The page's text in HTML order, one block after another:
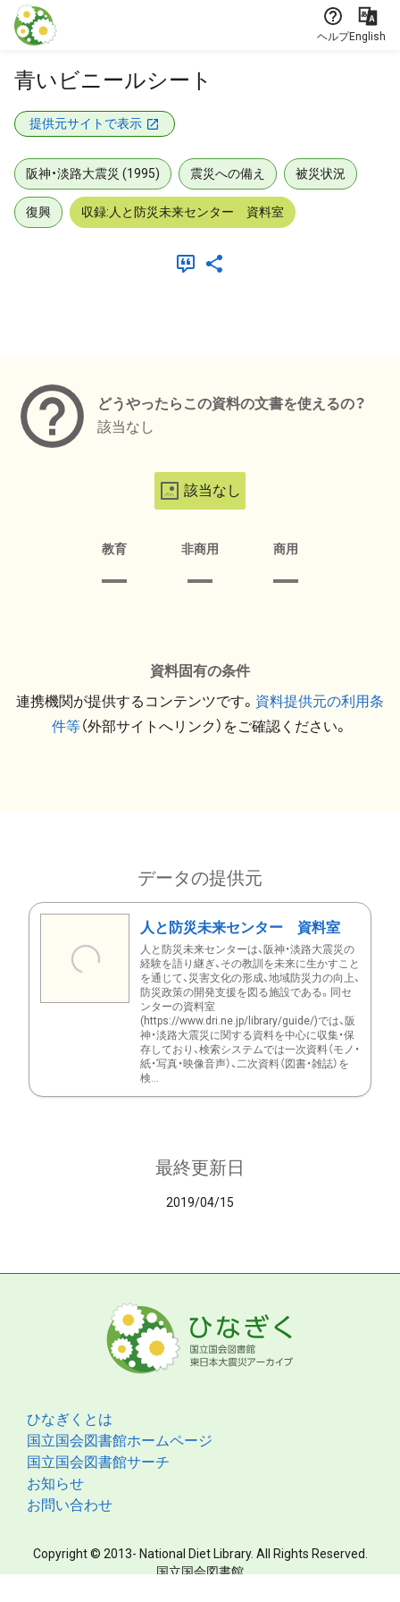
本文に飛ぶ
ヘルプEnglish
青いビニールシート
提供元サイトで表示
阪神・淡路大震災 (1995) 震災への備え 被災状況
復興 収録:人と防災未来センター 資料室
どうやったらこの資料の文書を使えるの？
該当なし
該当なし
教育 非商用 商用
資料固有の条件
連携機関が提供するコンテンツです。 資料提供元の利用条
件等（外部サイトへリンク）をご確認ください。
データの提供元
人と防災未来センター 資料室
人と防災未来センターは、阪神・淡路大震災の
経験を語り継ぎ、その教訓を未来に生かすこと
を通じて、災害文化の形成、地域防災力の向上、
防災政策の開発支援を図る施設である。同セ
ンターの資料室
(https://www.dri.ne.jp/library/guide/)では、阪
神・淡路大震災に関する資料を中心に収集・保
存しており、検索システムでは一次資料（モノ・
紙・写真・映像音声）、二次資料（図書・雑誌）を
検...
最終更新日
2019/04/15
ひなぎくとは
国立国会図書館ホームページ
国立国会図書館サーチ
お知らせ
お問い合わせ
Copyright © 2013- National Diet Library. All Rights Reserved.